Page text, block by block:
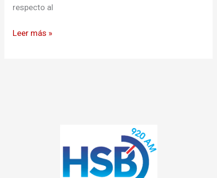
respecto al
Leer más »